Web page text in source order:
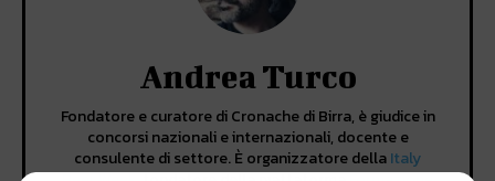
Andrea Turco
Fondatore e curatore di Cronache di Birra, è giudice in
concorsi nazionali e internazionali, docente e
consulente di settore. È organizzatore dellaItaly